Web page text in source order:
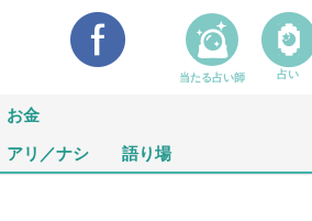
お金
アリ／ナシ 語り場
当たる占い師 占い